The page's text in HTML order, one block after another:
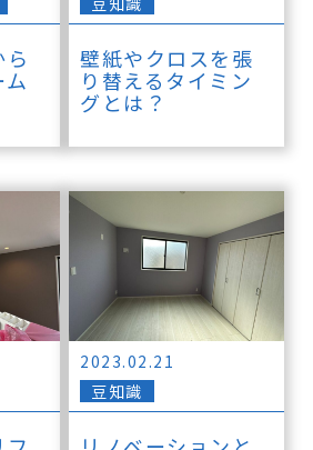
壁紙やクロスを張
り替えるタイミン
グとは？
2023.02.21
豆知識